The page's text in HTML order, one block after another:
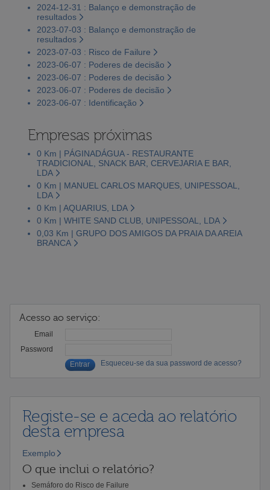
2024-12-31 : Balanço e demonstração de
resultados
2023-07-03 : Balanço e demonstração de
resultados
2023-07-03 : Risco de Failure
2023-06-07 : Poderes de decisão
2023-06-07 : Poderes de decisão
2023-06-07 : Poderes de decisão
2023-06-07 : Identificação
Empresas próximas
0 Km | PÁGINADÁGUA - RESTAURANTE
TRADICIONAL, SNACK BAR, CERVEJARIA E BAR,
LDA
0 Km | MANUEL CARLOS MARQUES, UNIPESSOAL,
LDA
0 Km | AQUARIUS, LDA
0 Km | WHITE SAND CLUB, UNIPESSOAL, LDA
0,03 Km | GRUPO DOS AMIGOS DA PRAIA DA AREIA
BRANCA
Acesso ao serviço:
Email
Password
Esqueceu-se da sua password de acesso?
Registe-se e aceda ao relatório
desta empresa
Exemplo
O que inclui o relatório?
Semáforo do Risco de Failure